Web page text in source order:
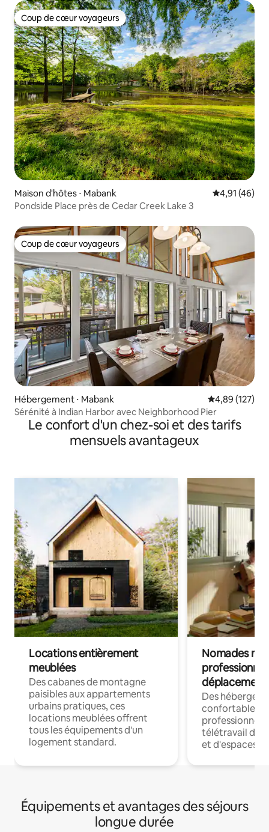
Coup de cœur voyageurs
Coup de cœur voyageurs
Maison d'hôtes ⋅ Mabank Évaluation
4,91 (46)
Pondside Place près de Cedar Creek Lake 3
Coup de cœur voyageurs
Coup de cœur voyageurs
Hébergement ⋅ Mabank Évaluation
4,89 (127)
Sérénité à Indian Harbor avec Neighborhood Pier
Le confort d'un chez-soi et des tarifs
mensuels avantageux
Locations entièrement
meublées
Des cabanes de montagne
paisibles aux appartements
urbains pratiques, ces
locations meublées offrent
tous les équipements d'un
logement standard.
Nomades
déplacement
Des
confortables
professionnels
télétravail
et d'espaces
Équipements et avantages des séjours
longue durée